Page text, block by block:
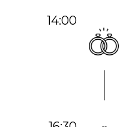
14:00